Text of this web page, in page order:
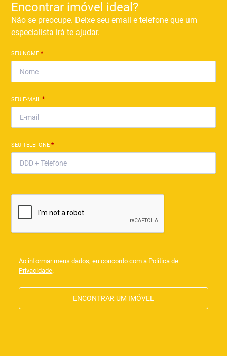
Encontrar imóvel ideal?
Não se preocupe. Deixe seu email e telefone que um
especialista irá te ajudar.
SEU NOME*
SEU E-MAIL*
SEU TELEFONE*
Ao informar meus dados, eu concordo com a Política de
Privacidade.
ENCONTRAR UM IMÓVEL